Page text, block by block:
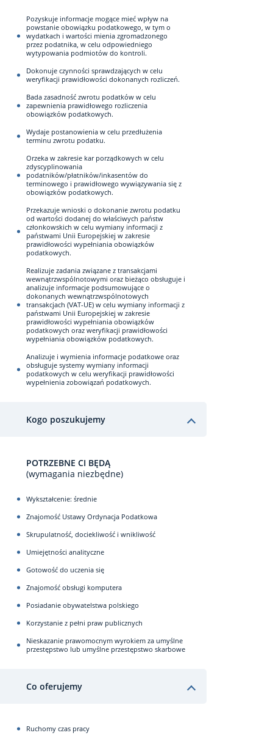
Pozyskuje informacje mogące mieć wpływ na
powstanie obowiązku podatkowego, w tym o
wydatkach i wartości mienia zgromadzonego
przez podatnika, w celu odpowiedniego
wytypowania podmiotów do kontroli.
Dokonuje czynności sprawdzających w celu
weryfikacji prawidłowości dokonanych rozliczeń.
Bada zasadność zwrotu podatków w celu
zapewnienia prawidłowego rozliczenia
obowiązków podatkowych.
Wydaje postanowienia w celu przedłużenia
terminu zwrotu podatku.
Orzeka w zakresie kar porządkowych w celu
zdyscyplinowania
podatników/płatników/inkasentów do
terminowego i prawidłowego wywiązywania się z
obowiązków podatkowych.
Przekazuje wnioski o dokonanie zwrotu podatku
od wartości dodanej do właściwych państw
członkowskich w celu wymiany informacji z
państwami Unii Europejskiej w zakresie
prawidłowości wypełniania obowiązków
podatkowych.
Realizuje zadania związane z transakcjami
wewnątrzwspólnotowymi oraz bieżąco obsługuje i
analizuje informacje podsumowujące o
dokonanych wewnątrzwspólnotowych
transakcjach (VAT-UE) w celu wymiany informacji z
państwami Unii Europejskiej w zakresie
prawidłowości wypełniania obowiązków
podatkowych oraz weryfikacji prawidłowości
wypełniania obowiązków podatkowych.
Analizuje i wymienia informacje podatkowe oraz
obsługuje systemy wymiany informacji
podatkowych w celu weryfikacji prawidłowości
wypełnienia zobowiązań podatkowych.
Kogo poszukujemy
POTRZEBNE CI BĘDĄ
(wymagania niezbędne)
Wykształcenie: średnie
Znajomość Ustawy Ordynacja Podatkowa
Skrupulatność, dociekliwość i wnikliwość
Umiejętności analityczne
Gotowość do uczenia się
Znajomość obsługi komputera
Posiadanie obywatelstwa polskiego
Korzystanie z pełni praw publicznych
Nieskazanie prawomocnym wyrokiem za umyślne
przestępstwo lub umyślne przestępstwo skarbowe
Co oferujemy
Ruchomy czas pracy